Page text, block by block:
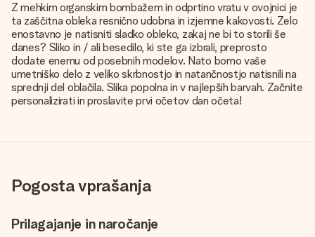
Z mehkim organskim bombažem in odprtino vratu v ovojnici je
ta zaščitna obleka resnično udobna in izjemne kakovosti. Zelo
enostavno je natisniti sladko obleko, zakaj ne bi to storili še
danes? Sliko in / ali besedilo, ki ste ga izbrali, preprosto
dodate enemu od posebnih modelov. Nato bomo vaše
umetniško delo z veliko skrbnostjo in natančnostjo natisnili na
sprednji del oblačila. Slika popolna in v najlepših barvah. Začnite
personalizirati in proslavite prvi očetov dan očeta!
Pogosta vprašanja
Prilagajanje in naročanje